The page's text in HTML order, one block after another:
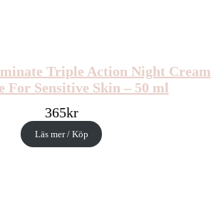
Triple Action Night Cream
For Sensitive Skin – 50 ml
365kr
Läs mer / Köp